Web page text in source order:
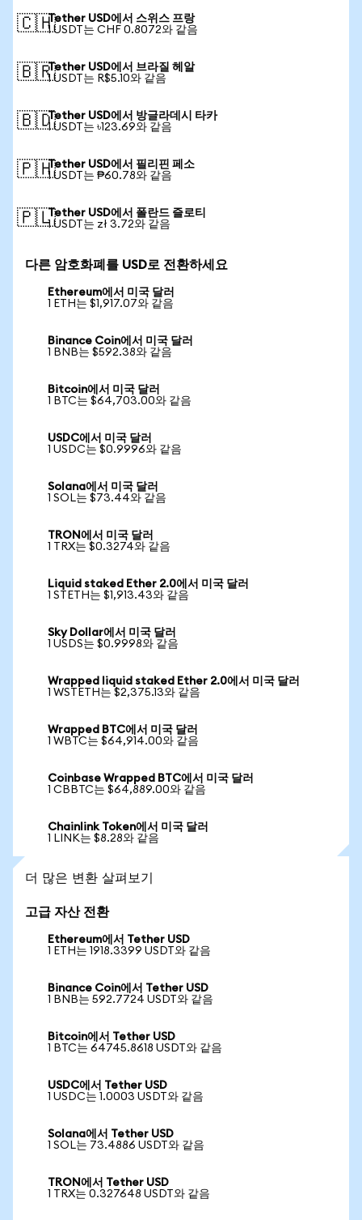
🇨🇭Tether USD에서 스위스 프랑
1 USDT는 CHF 0.8072와 같음
🇧🇷Tether USD에서 브라질 헤알
1 USDT는 R$5.10와 같음
🇧🇩Tether USD에서 방글라데시 타카
1 USDT는 ৳123.69와 같음
🇵🇭Tether USD에서 필리핀 페소
1 USDT는 ₱60.78와 같음
🇵🇱Tether USD에서 폴란드 즐로티
1 USDT는 zł 3.72와 같음
다른 암호화폐를 USD로 전환하세요
Ethereum에서 미국 달러
1 ETH는 $1,917.07와 같음
Binance Coin에서 미국 달러
1 BNB는 $592.38와 같음
Bitcoin에서 미국 달러
1 BTC는 $64,703.00와 같음
USDC에서 미국 달러
1 USDC는 $0.9996와 같음
Solana에서 미국 달러
1 SOL는 $73.44와 같음
TRON에서 미국 달러
1 TRX는 $0.3274와 같음
Liquid staked Ether 2.0에서 미국 달러
1 STETH는 $1,913.43와 같음
Sky Dollar에서 미국 달러
1 USDS는 $0.9998와 같음
Wrapped liquid staked Ether 2.0에서 미국 달러
1 WSTETH는 $2,375.13와 같음
Wrapped BTC에서 미국 달러
1 WBTC는 $64,914.00와 같음
Coinbase Wrapped BTC에서 미국 달러
1 CBBTC는 $64,889.00와 같음
Chainlink Token에서 미국 달러
1 LINK는 $8.28와 같음
더 많은 변환 살펴보기
고급 자산 전환
Ethereum에서 Tether USD
1 ETH는 1918.3399 USDT와 같음
Binance Coin에서 Tether USD
1 BNB는 592.7724 USDT와 같음
Bitcoin에서 Tether USD
1 BTC는 64745.8618 USDT와 같음
USDC에서 Tether USD
1 USDC는 1.0003 USDT와 같음
Solana에서 Tether USD
1 SOL는 73.4886 USDT와 같음
TRON에서 Tether USD
1 TRX는 0.327648 USDT와 같음